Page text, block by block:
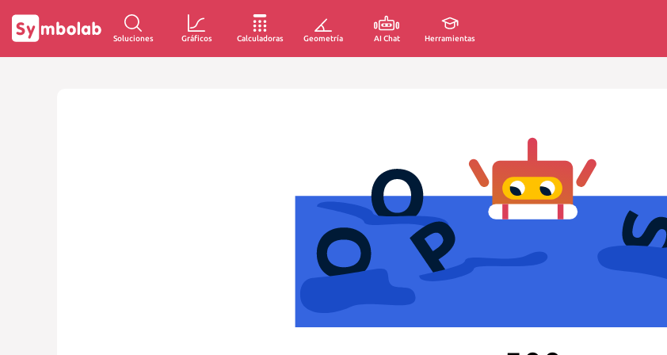
Soluciones Gráficos Calculadoras Geometría AI Chat Herramientas